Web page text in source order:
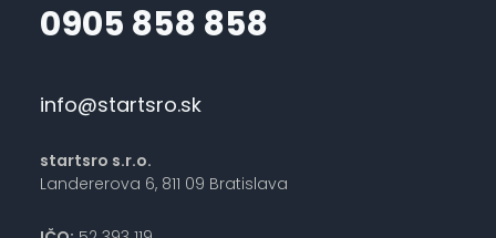
0905 858 858
info@startsro.sk
startsro s.r.o.
Landererova 6, 811 09 Bratislava